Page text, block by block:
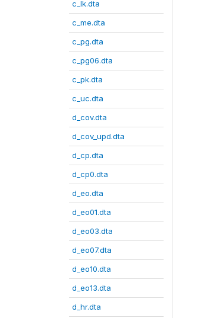
c_lk.dta
c_me.dta
c_pg.dta
c_pg06.dta
c_pk.dta
c_uc.dta
d_cov.dta
d_cov_upd.dta
d_cp.dta
d_cp0.dta
d_eo.dta
d_eo01.dta
d_eo03.dta
d_eo07.dta
d_eo10.dta
d_eo13.dta
d_hr.dta